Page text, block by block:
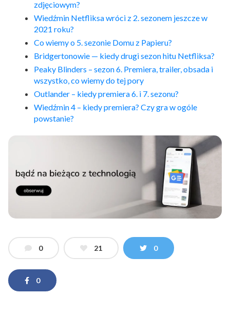
zdjęciowym?
Wiedźmin Netfliksa wróci z 2. sezonem jeszcze w
2021 roku?
Co wiemy o 5. sezonie Domu z Papieru?
Bridgertonowie — kiedy drugi sezon hitu Netfliksa?
Peaky Blinders – sezon 6. Premiera, trailer, obsada i
wszystko, co wiemy do tej pory
Outlander – kiedy premiera 6. i 7. sezonu?
Wiedźmin 4 – kiedy premiera? Czy gra w ogóle
powstanie?
0 21 0
0